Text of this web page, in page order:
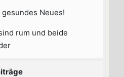
Neues!
rum und beide